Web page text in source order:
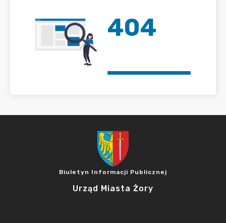
404
Biuletyn Informacji Publicznej
Urząd Miasta Żory